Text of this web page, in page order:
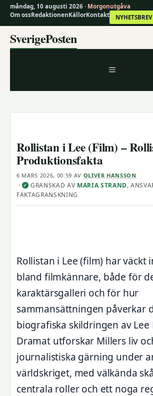
måndag, 10 augusti 2026 · Morgonutgåva
Om ossRedaktionenKällorKontakt NYHETSBREV
SverigePosten
MENY
Rollistan i Lee (Film) –
Produktionsfakta
6 MARS 2026, 00:59 AV OLIVER HANSSON
· ✓ GRANSKAD AV MARIA STRAND,
FAKTAGRANSKNING
Rollistan i Lee (film) har väckt
bland filmkännare, både för
karaktärsgalleri och för hur
sammansättningen påverkar
biografiska skildringen av Lee
Dramat utforskar Millers liv
journalistiska gärning under
världskriget, med välkända
centrala roller och ett noga